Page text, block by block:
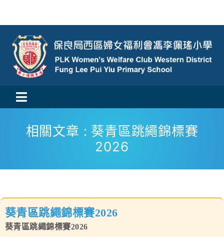
content
Toggle
Navigation
活動消息
學與教
校風及學生支援
學校特色
相關文章 : 葵青區跳繩錦標賽
2026
葵青區跳繩錦標賽2026
葵青區跳繩錦標賽2026